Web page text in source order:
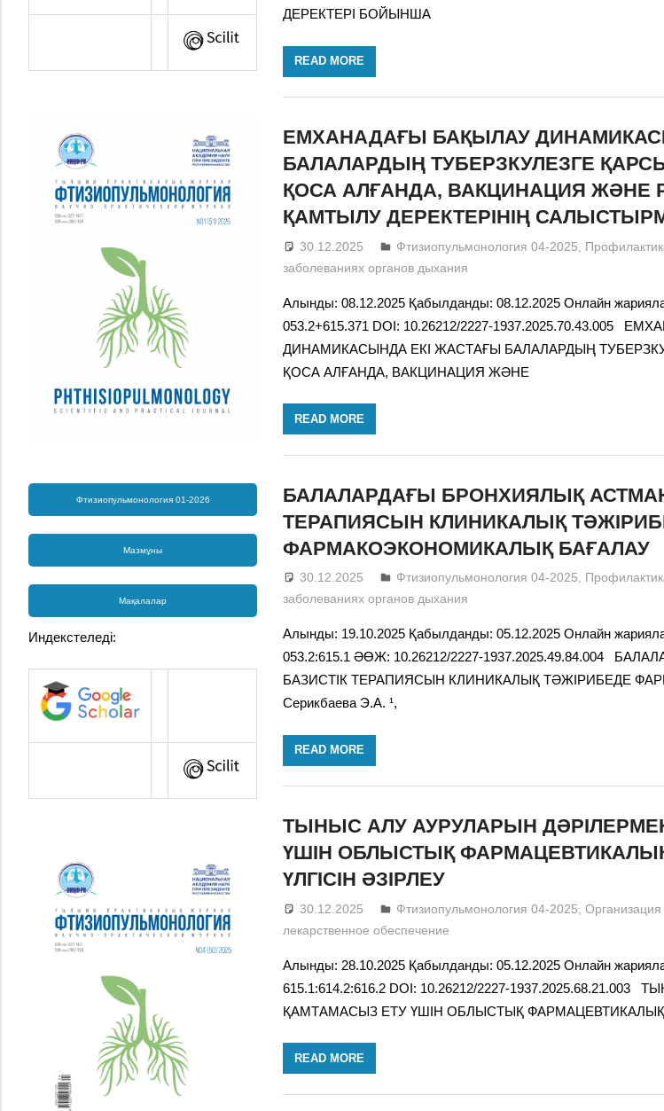
ДЕРЕКТЕРІ БОЙЫНША
READ MORE
ЕМХАНАДАҒЫ БАҚЫЛАУ
БАЛАЛАРДЫҢ ТУБЕРЗКУЛЕЗГЕ
ҚОСА АЛҒАНДА, ВАКЦИНАЦИЯ ЖӘНЕ
ҚАМТЫЛУ ДЕРЕКТЕРІНІҢ
30.12.2025 admin
Фтизиопульмонология 04-2025
заболеваниях органов дыхания
Алынды: 08.12.2025 Қабылданды: 08.12.2025 Онлайн
053.2+615.371 DOI: 10.26212/2227-1937.2025.70.43.005
ДИНАМИКАСЫНДА ЕКІ ЖАСТАҒЫ БАЛАЛАРДЫҢ
ҚОСА АЛҒАНДА, ВАКЦИНАЦИЯ ЖӘНЕ
READ MORE
БАЛАЛАРДАҒЫ БРОНХИЯЛЫҚ
ТЕРАПИЯСЫН КЛИНИКАЛЫҚ
ФАРМАКОЭКОНОМИКАЛЫҚ БАҒАЛАУ
30.12.2025 admin
Фтизиопульмонология 04-2025,
заболеваниях органов дыхания
Алынды: 19.10.2025 Қабылданды: 05.12.2025 Онлайн
053.2:615.1 ӘӨЖ: 10.26212/2227-1937.2025.49.84.004
БАЗИСТІК ТЕРАПИЯСЫН КЛИНИКАЛЫҚ ТӘЖІРИБЕДЕ
Серикбаева Э.А. ¹,
READ MORE
ТЫНЫС АЛУ АУРУЛАРЫН
ҮШІН ОБЛЫСТЫҚ ФАРМАЦЕВТИКАЛЫҚ
ҮЛГІСІН ӘЗІРЛЕУ
30.12.2025 admin
Фтизиопульмонология 04-2025
лекарственное обеспечение
Алынды: 28.10.2025 Қабылданды: 05.12.2025 Онлайн
615.1:614.2:616.2 DOI: 10.26212/2227-
ҚАМТАМАСЫЗ ЕТУ ҮШІН ОБЛЫСТЫҚ ФАРМАЦЕВТИКАЛЫҚ
READ MORE
Фтизиопульмонология 01-2026
Мазмұны
Мақалалар
Индекстеледі: